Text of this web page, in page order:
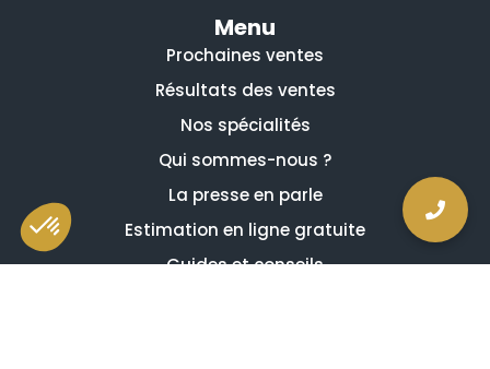
Menu
Prochaines ventes
Résultats des ventes
Nos spécialités
Qui sommes-nous ?
La presse en parle
Estimation en ligne gratuite
Guides et conseils